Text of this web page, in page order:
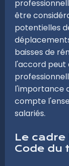
être
potentielles
baisses de
l'accord peut
l'importance
compte
salariés.
Le cadre
Code du